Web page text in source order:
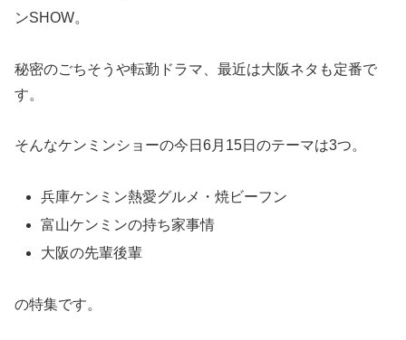
ンSHOW。
秘密のごちそうや転勤ドラマ、最近は大阪ネタも定番で
す。
そんなケンミンショーの今日6月15日のテーマは3つ。
兵庫ケンミン熱愛グルメ・焼ビーフン
富山ケンミンの持ち家事情
大阪の先輩後輩
の特集です。